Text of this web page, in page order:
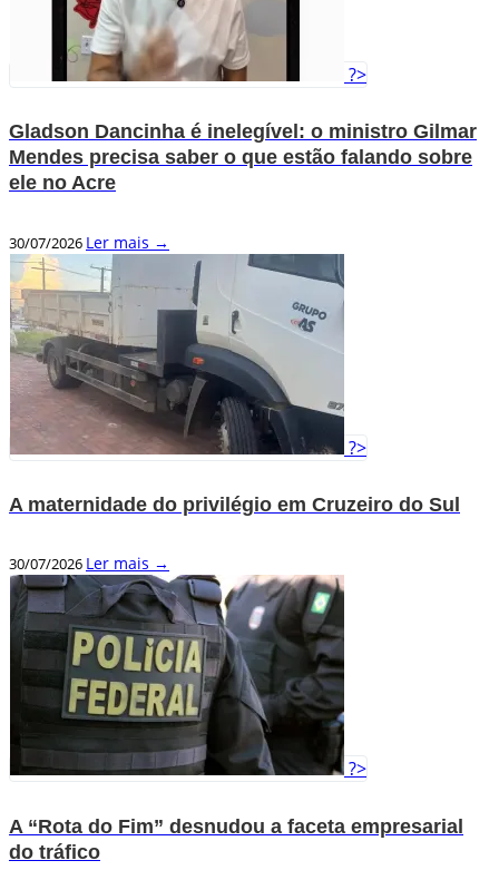
?>
Gladson Dancinha é inelegível: o ministro Gilmar
Mendes precisa saber o que estão falando sobre
ele no Acre
30/07/2026 Ler mais →
?>
A maternidade do privilégio em Cruzeiro do Sul
30/07/2026 Ler mais →
?>
A “Rota do Fim” desnudou a faceta empresarial
do tráfico